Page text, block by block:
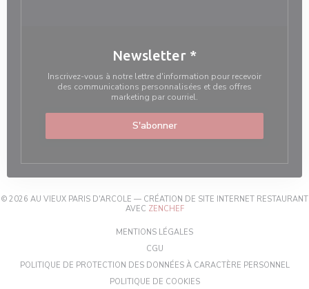
Newsletter *
Inscrivez-vous à notre lettre d'information pour recevoir
des communications personnalisées et des offres
marketing par courriel.
S'abonner
© 2026 AU VIEUX PARIS D'ARCOLE — CRÉATION DE SITE INTERNET RESTAURANT
AVEC ZENCHEF((OUVRE UNE NOUVELLE
MENTIONS LÉGALES((OUVRE UNE NOUVELLE
CGU((OUVRE UNE NOUVELLE FENÊTRE))
POLITIQUE DE PROTECTION DES DONNÉES À CARACTÈRE PERSONNEL
POLITIQUE DE COOKIES((OUVRE UNE NOUVELLE